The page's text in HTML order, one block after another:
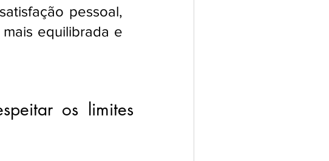
pessoal,
equilibrada e
os limites